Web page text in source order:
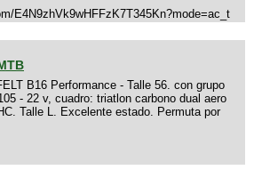
E4N9zhVk9wHFFzK7T345Kn?mode=ac_t
B16 Performance - Talle 56. con grupo
- 22 v, cuadro: triatlon carbono dual aero
Talle L. Excelente estado. Permuta por